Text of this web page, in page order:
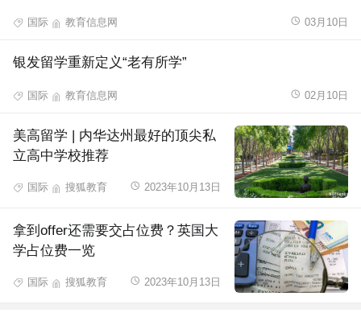
国际 教育信息网 03月10日
银发留学重新定义“老有所学”
国际 教育信息网 02月10日
美高留学 | 内华达州最好的顶尖私
立高中学校推荐
国际 搜狐教育 2023年10月13日
拿到offer还需要交占位费？英国大
学占位费一览
国际 搜狐教育 2023年10月13日